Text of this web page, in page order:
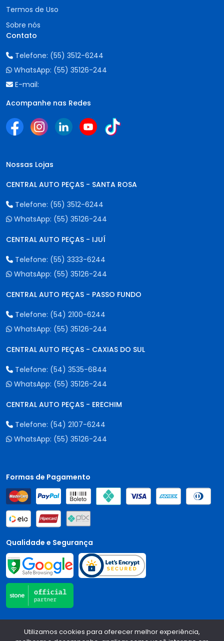
Termos de Uso
Sobre nós
Contato
Telefone: (55) 3512-6244
WhatsApp: (55) 35126-244
E-mail:
Acompanhe nas Redes
Nossas Lojas
CENTRAL AUTO PEÇAS - SANTA ROSA
Telefone: (55) 3512-6244
WhatsApp: (55) 35126-244
CENTRAL AUTO PEÇAS - IJUÍ
Telefone: (55) 3333-6244
WhatsApp: (55) 35126-244
CENTRAL AUTO PEÇAS - PASSO FUNDO
Telefone: (54) 2100-6244
WhatsApp: (55) 35126-244
CENTRAL AUTO PEÇAS - CAXIAS DO SUL
Telefone: (54) 3535-6844
WhatsApp: (55) 35126-244
CENTRAL AUTO PEÇAS - ERECHIM
Telefone: (54) 2107-6244
WhatsApp: (55) 35126-244
Formas de Pagamento
Qualidade e Segurança
Central Auto Peças - CNPJ: 90.196.999/0001-89
Todos os
direitos reservados.2026
Utilizamos cookies para oferecer melhor experiência,